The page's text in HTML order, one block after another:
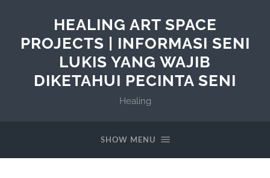
HEALING ART SPACE
PROJECTS | INFORMASI SENI
LUKIS YANG WAJIB
DIKETAHUI PECINTA SENI
Healing
SHOW MENU